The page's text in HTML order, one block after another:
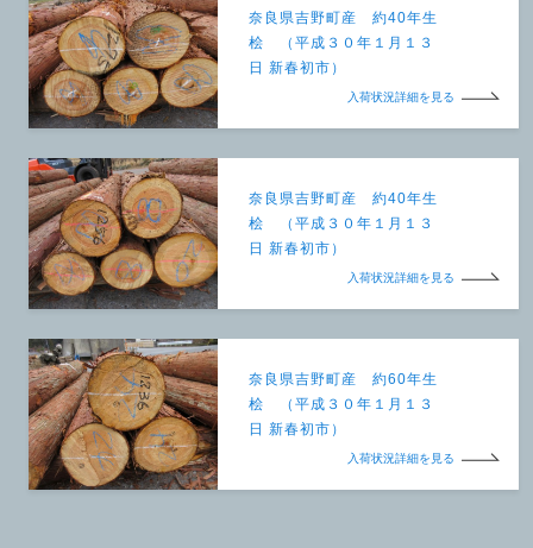
奈良県吉野町産 約40年生
桧 （平成３０年１月１３
日 新春初市）
入荷状況詳細を見る
奈良県吉野町産 約40年生
桧 （平成３０年１月１３
日 新春初市）
入荷状況詳細を見る
奈良県吉野町産 約60年生
桧 （平成３０年１月１３
日 新春初市）
入荷状況詳細を見る